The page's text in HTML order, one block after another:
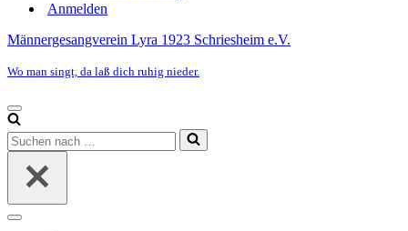
Anmelden
Männergesangverein Lyra 1923 Schriesheim e.V.
Wo man singt, da laß dich ruhig nieder.
Navigationsmenü
Suchen
nach …
Navigationsmenü